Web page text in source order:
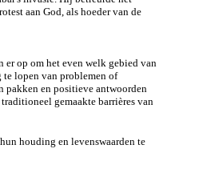
aan God, als hoeder van de
op om het even welk gebied van
te lopen van problemen of
pakken en positieve antwoorden
gemaakte barrières van
houding en levenswaarden te